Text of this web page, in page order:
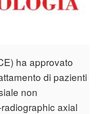
ha approvato
di pazienti
non
axial